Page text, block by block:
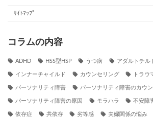
ｻｲﾄﾏｯﾌﾟ
コラムの内容
ADHD HSS型HSP うつ病 アダルトチル
インナーチャイルド カウンセリング トラウ
パーソナリティ障害 パーソナリティ障害のカウ
パーソナリティ障害の原因 モラハラ 不安障
依存症 共依存 劣等感 夫婦関係の悩み